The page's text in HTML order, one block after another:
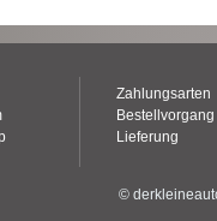
Zahlungsarten
Bestellvorgang
Lieferung
©